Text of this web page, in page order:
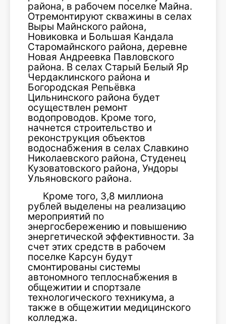
района, в рабочем поселке Майна.
Отремонтируют скважины в селах
Выры Майнского района,
Новиковка и Большая Кандала
Старомайнского района, деревне
Новая Андреевка Павловского
района. В селах Старый Белый Яр
Чердаклинского района и
Богородская Репьёвка
Цильнинского района будет
осуществлен ремонт
водопроводов. Кроме того,
начнется строительство и
реконструкция объектов
водоснабжения в селах Славкино
Николаевского района, Студенец
Кузоватовского района, Ундоры
Ульяновского района.
Кроме того, 3,8 миллиона
рублей выделены на реализацию
мероприятий по
энергосбережению и повышению
энергетической эффективности. За
счет этих средств в рабочем
поселке Карсун будут
смонтированы системы
автономного теплоснабжения в
общежитии и спортзале
технологического техникума, а
также в общежитии медицинского
колледжа.